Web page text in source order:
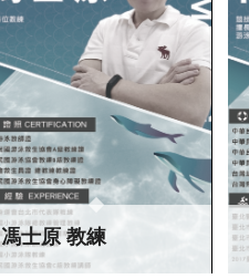
馮士原 教練